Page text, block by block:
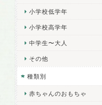
小学校低学年
小学校高学年
中学生〜大人
その他
種類別
赤ちゃんのおもちゃ